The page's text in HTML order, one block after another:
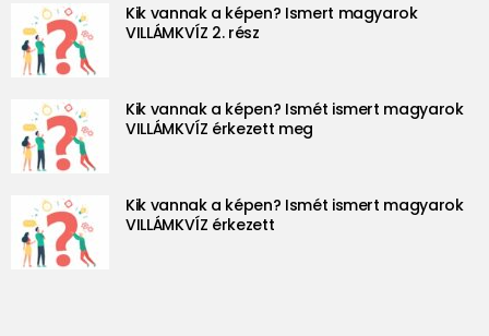
Kik vannak a képen? Ismert magyarok
VILLÁMKVÍZ 2. rész
Kik vannak a képen? Ismét ismert magyarok
VILLÁMKVÍZ érkezett meg
Kik vannak a képen? Ismét ismert magyarok
VILLÁMKVÍZ érkezett